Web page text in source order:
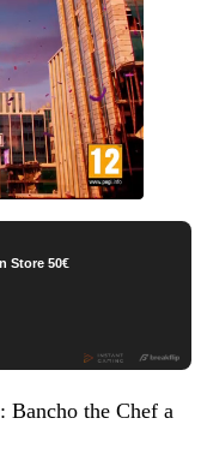
Store 50€
Bancho the Chef a